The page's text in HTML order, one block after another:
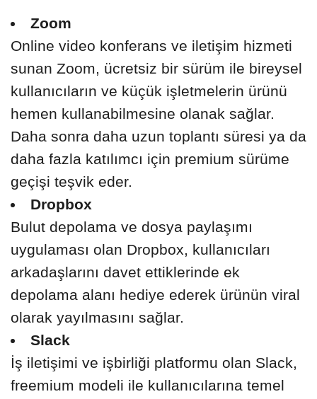
Zoom
Online video konferans ve iletişim hizmeti
sunan Zoom, ücretsiz bir sürüm ile bireysel
kullanıcıların ve küçük işletmelerin ürünü
hemen kullanabilmesine olanak sağlar.
Daha sonra daha uzun toplantı süresi ya da
daha fazla katılımcı için premium sürüme
geçişi teşvik eder.
Dropbox
Bulut depolama ve dosya paylaşımı
uygulaması olan Dropbox, kullanıcıları
arkadaşlarını davet ettiklerinde ek
depolama alanı hediye ederek ürünün viral
olarak yayılmasını sağlar.
Slack
İş iletişimi ve işbirliği platformu olan Slack,
freemium modeli ile kullanıcılarına temel